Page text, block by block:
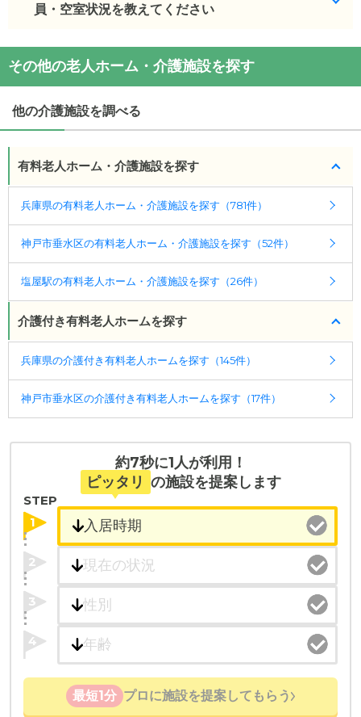
プレザンメゾン神戸ジェームス山
・要介護度：要支援1、要支援2、要介護1、要介護
2、要介護3、要介護4、要介護5
ケアスル 介護では詳細な
す。詳しくはこちら。
◎ケアスル 介護の3つの特徴
ポート
受付時間：10：00～19：00
・全国10000件の介護施設情報を掲載
幅広い選択肢の中から、条件にあった施設を選ぶ
ことができます。
・こだわりの条件や医療体制から施設を探せる
「夫婦入居可」の施設、「看取り可」の施設など、
・住所：兵庫県神戸市垂水区青山台1-26-14
屋駅1.1km東垂水駅1.3km垂水駅2.0km山陽垂水駅
2.0km須磨浦公園駅2.5km霞ヶ丘駅2.9km
・山陽電鉄本線「滝の茶屋」駅より徒歩15分 JR神戸
バス停下車徒歩3分
員・空室状況を教えてください
プレザンメゾン神戸ジェームス山の入居金・月額料
金は次のとおりです。
・初期費用が0万円
・月額費用が22.6万円
条件は次のとおりです。
2、要介護3、要介護4、要介護5
ケアスル 介護では詳細な料金プランをご確認頂け
ます。詳しくはこちら。
その他の老人ホーム・介護施設を探す
他の介護施設を調べる
有料老人ホーム・介護施設を探す
兵庫県の有料老人ホーム・介護施設を探す（781件）
神戸市垂水区の有料老人ホーム・介護施設を探す（52件）
塩屋駅の有料老人ホーム・介護施設を探す（26件）
介護付き有料老人ホームを探す
兵庫県の介護付き有料老人ホームを探す（145件）
神戸市垂水区の介護付き有料老人ホームを探す（17件）
約7秒に1人が利用！
ピッタリ の施設を提案します
STEP
1
2
3
4
最短1分 プロに施設を提案してもらう